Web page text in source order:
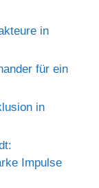
in
für ein
in
Impulse